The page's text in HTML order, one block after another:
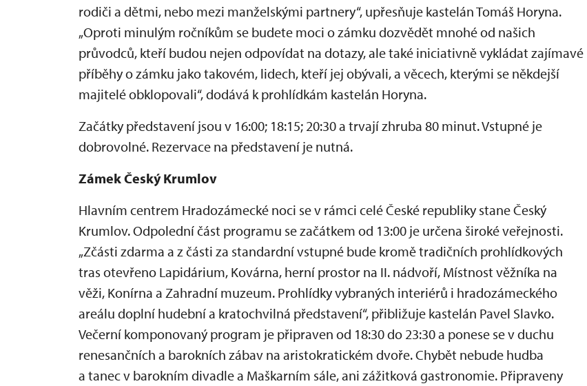
rodiči a dětmi, nebo mezi manželskými partnery“, upřesňuje kastelán Tomáš Horyna.
„Oproti minulým ročníkům se budete moci o zámku dozvědět mnohé od našich
průvodců, kteří budou nejen odpovídat na dotazy, ale také iniciativně vykládat zajímavé
příběhy o zámku jako takovém, lidech, kteří jej obývali, a věcech, kterými se někdejší
majitelé obklopovali“, dodává k prohlídkám kastelán Horyna.
Začátky představení jsou v 16:00; 18:15; 20:30 a trvají zhruba 80 minut. Vstupné je
dobrovolné. Rezervace na představení je nutná.
Zámek Český Krumlov
Hlavním centrem Hradozámecké noci se v rámci celé České republiky stane Český
Krumlov. Odpolední část programu se začátkem od 13:00 je určena široké veřejnosti.
„Zčásti zdarma a z části za standardní vstupné bude kromě tradičních prohlídkových
tras otevřeno Lapidárium, Kovárna, herní prostor na II. nádvoří, Místnost věžníka na
věži, Konírna a Zahradní muzeum. Prohlídky vybraných interiérů i hradozámeckého
areálu doplní hudební a kratochvilná představení“, přibližuje kastelán Pavel Slavko.
Večerní komponovaný program je připraven od 18:30 do 23:30 a ponese se v duchu
renesančních a barokních zábav na aristokratickém dvoře. Chybět nebude hudba
a tanec v barokním divadle a Maškarním sále, ani zážitková gastronomie. Připraveny